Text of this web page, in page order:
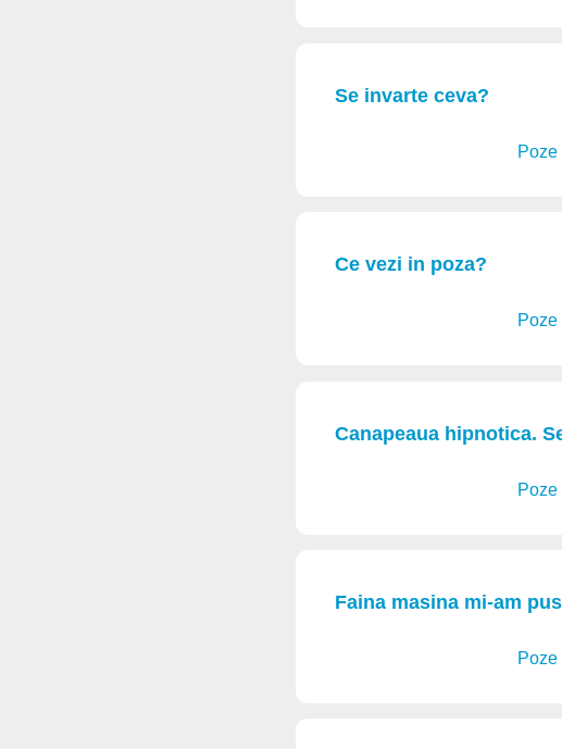
Se invarte ceva?
Ce vezi in poza?
Canapeaua hipnotica.
Faina masina mi-am